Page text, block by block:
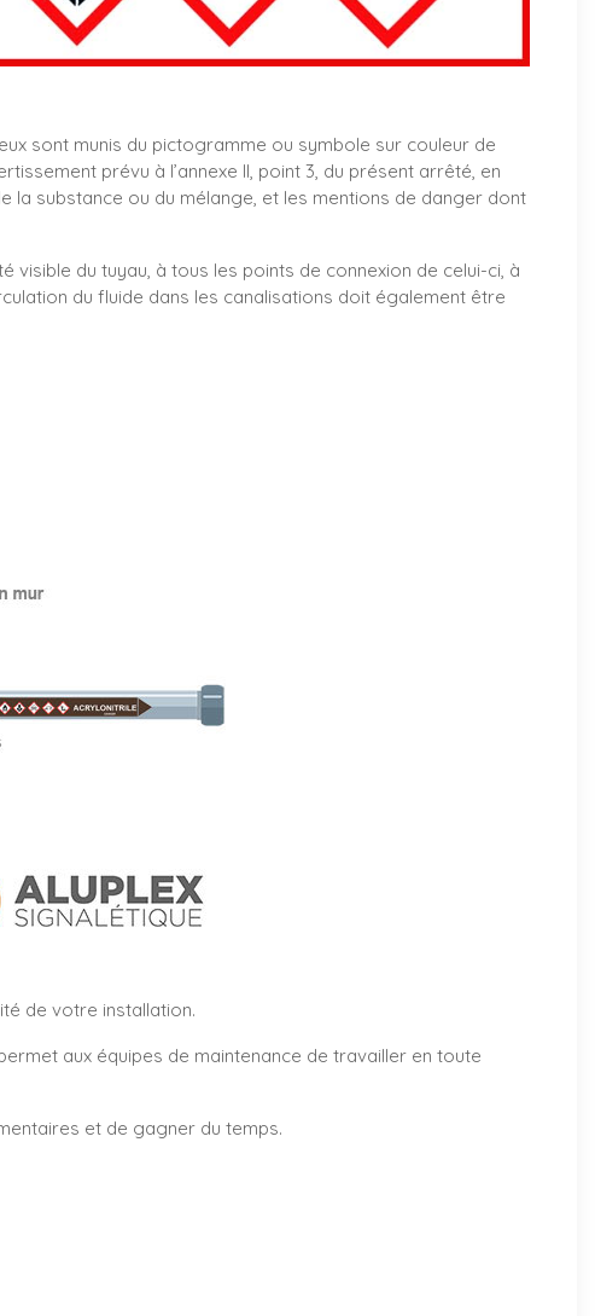
sont munis du pictogramme ou symbole sur couleur de
prévu à l’annexe II, point 3, du présent arrêté, en
substance ou du mélange, et les mentions de danger dont
visible du tuyau, à tous les points de connexion de celui-ci, à
du fluide dans les canalisations doit également être
de votre installation.
aux équipes de maintenance de travailler en toute
et de gagner du temps.